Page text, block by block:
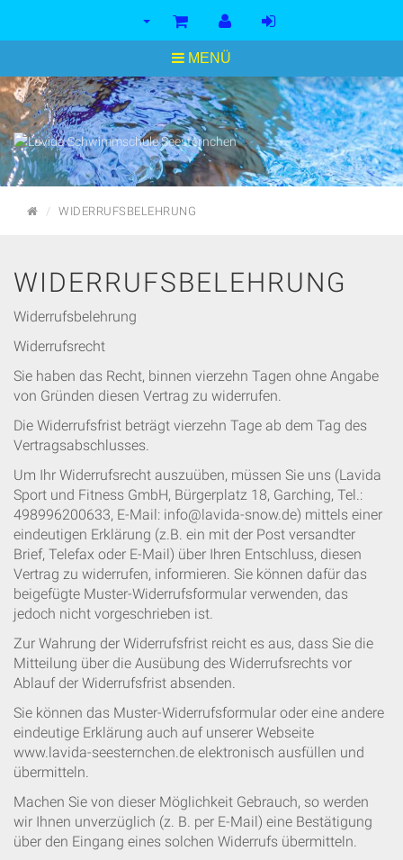
MENÜ
STARTSEITE
WIDERRUFSBELEHRUNG
WIDERRUFSBELEHRUNG
Widerrufsbelehrung
Widerrufsrecht
Sie haben das Recht, binnen vierzehn Tagen ohne Angabe
von Gründen diesen Vertrag zu widerrufen.
Die Widerrufsfrist beträgt vierzehn Tage ab dem Tag des
Vertragsabschlusses.
Um Ihr Widerrufsrecht auszuüben, müssen Sie uns (Lavida
Sport und Fitness GmbH, Bürgerplatz 18, Garching, Tel.:
498996200633, E-Mail: info@lavida-snow.de) mittels einer
eindeutigen Erklärung (z.B. ein mit der Post versandter
Brief, Telefax oder E-Mail) über Ihren Entschluss, diesen
Vertrag zu widerrufen, informieren. Sie können dafür das
beigefügte Muster-Widerrufsformular verwenden, das
jedoch nicht vorgeschrieben ist.
Zur Wahrung der Widerrufsfrist reicht es aus, dass Sie die
Mitteilung über die Ausübung des Widerrufsrechts vor
Ablauf der Widerrufsfrist absenden.
Sie können das Muster-Widerrufsformular oder eine andere
eindeutige Erklärung auch auf unserer Webseite
www.lavida-seesternchen.de elektronisch ausfüllen und
übermitteln.
Machen Sie von dieser Möglichkeit Gebrauch, so werden
wir Ihnen unverzüglich (z. B. per E-Mail) eine Bestätigung
über den Eingang eines solchen Widerrufs übermitteln.